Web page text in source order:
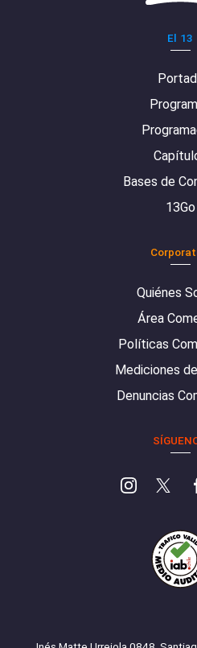
El 13
Bases de
13Go
Quiénes
Área
Políticas
Mediciones
Denuncias